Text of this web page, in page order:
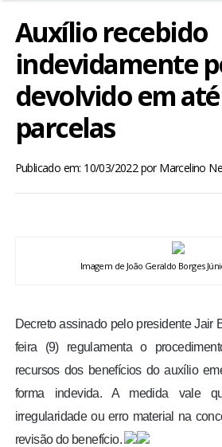
POMBAL E REGIÃO
ENQUETE
TV LPB
FOTOS
Auxílio recebido
indevidamente
devolvido em até
parcelas
Publicado em: 10/03/2022porMarcelino
Imagem de João Geraldo Borges
Decreto assinado pelo presidente Jair
feira (9) regulamenta o
recursos dos benefícios do auxílio
forma indevida. A medida vale
irregularidade ou erro material na
revisão do benefício.